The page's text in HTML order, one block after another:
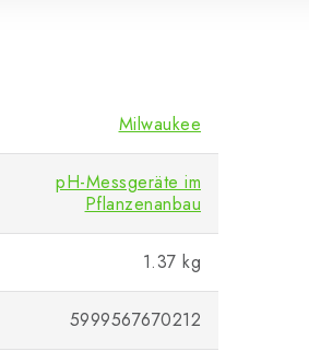
Milwaukee
pH-Messgeräte im
Pflanzenanbau
1.37 kg
5999567670212